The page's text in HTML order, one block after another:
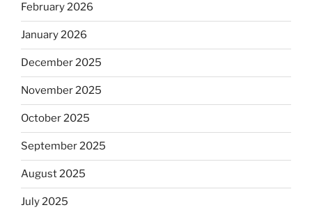
February 2026
January 2026
December 2025
November 2025
October 2025
September 2025
August 2025
July 2025